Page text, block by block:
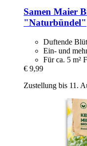
Samen Maier
"Naturbündel"
Duftende
Ein- und
Für ca. 5 m²
€ 9,99
Zustellung bis 11.